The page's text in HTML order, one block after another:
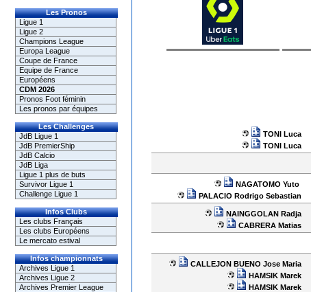
Les Pronos
Ligue 1
Ligue 2
Champions League
Europa League
Coupe de France
Equipe de France
Européens
CDM 2026
Pronos Foot féminin
Les pronos par équipes
Les Challenges
JdB Ligue 1
JdB PremierShip
JdB Calcio
JdB Liga
Ligue 1 plus de buts
Survivor Ligue 1
Challenge Ligue 1
Infos Clubs
Les clubs Français
Les clubs Européens
Le mercato estival
Infos championnats
Archives Ligue 1
Archives Ligue 2
Archives Premier League
TONI Luca
TONI Luca
NAGATOMO Yuto
PALACIO Rodrigo Sebastian
NAINGGOLAN Radja
CABRERA Matias
CALLEJON BUENO Jose Maria
HAMSIK Marek
HAMSIK Marek